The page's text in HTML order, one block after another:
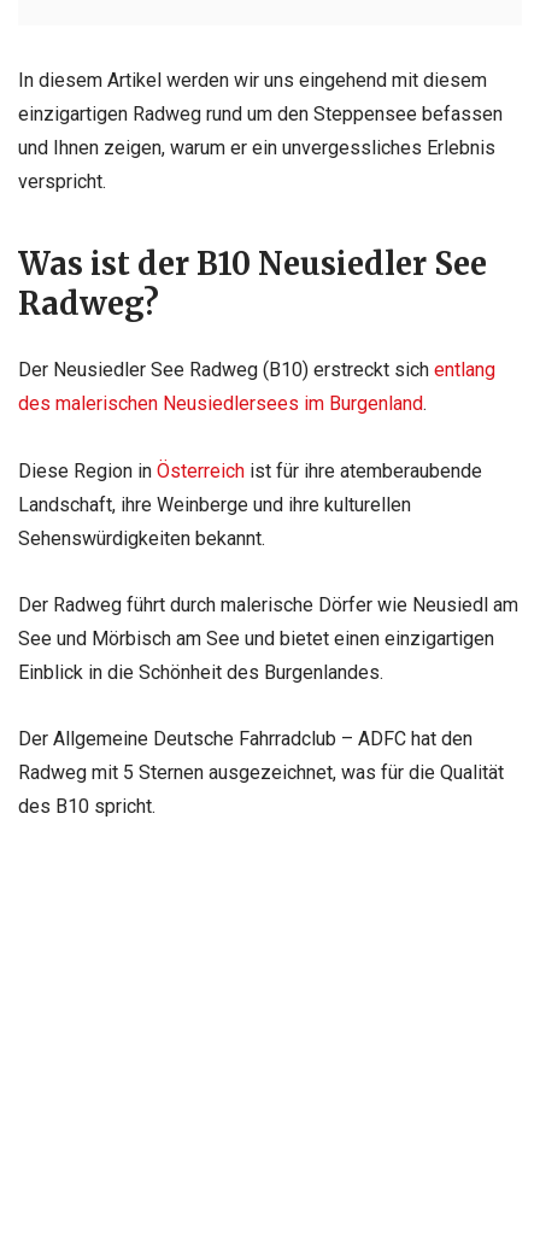
In diesem Artikel werden wir uns eingehend mit diesem
einzigartigen Radweg rund um den Steppensee befassen
und Ihnen zeigen, warum er ein unvergessliches Erlebnis
verspricht.
Was ist der B10 Neusiedler See
Radweg?
Der Neusiedler See Radweg (B10) erstreckt sich entlang
des malerischen Neusiedlersees im Burgenland.
Diese Region in Österreich ist für ihre atemberaubende
Landschaft, ihre Weinberge und ihre kulturellen
Sehenswürdigkeiten bekannt.
Der Radweg führt durch malerische Dörfer wie Neusiedl am
See und Mörbisch am See und bietet einen einzigartigen
Einblick in die Schönheit des Burgenlandes.
Der Allgemeine Deutsche Fahrradclub – ADFC hat den
Radweg mit 5 Sternen ausgezeichnet, was für die Qualität
des B10 spricht.